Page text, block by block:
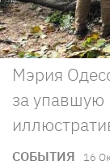
Мэрия
за упавшую
СОБЫТИЯ 16